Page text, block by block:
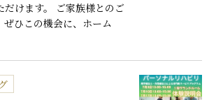
だけます。 ご家族様とのご
ぜひこの機会に、ホーム